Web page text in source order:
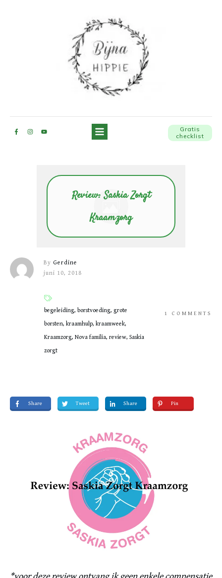
Gratis
checklist
Review: Saskia Zorgt
Kraamzorg
By Gerdine
juni 10, 2018
begeleiding, borstvoeding, grote
borsten, kraamhulp, kraamweek,
Kraamzorg, Nova familia, review, Saskia
zorgt
1 COMMENTS
Share Tweet Share Pin